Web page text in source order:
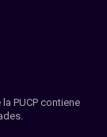
PUCP contiene